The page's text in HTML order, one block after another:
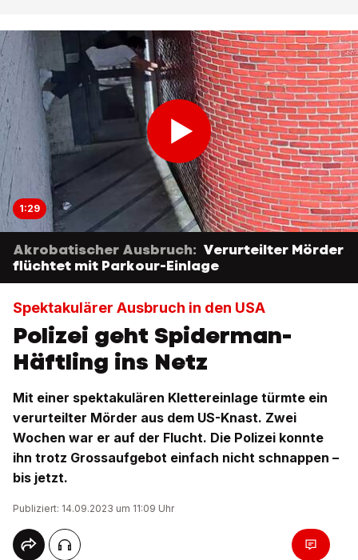
1:29
Akrobatischer Ausbruch: Verurteilter Mörder
flüchtet mit Parkour-Einlage
Spektakulärer Ausbruch in den USA
Polizei geht Spiderman-
Häftling ins Netz
Mit einer spektakulären Klettereinlage türmte ein
verurteilter Mörder aus dem US-Knast. Zwei
Wochen war er auf der Flucht. Die Polizei konnte
ihn trotz Grossaufgebot einfach nicht schnappen –
bis jetzt.
Publiziert: 14.09.2023 um 11:09 Uhr